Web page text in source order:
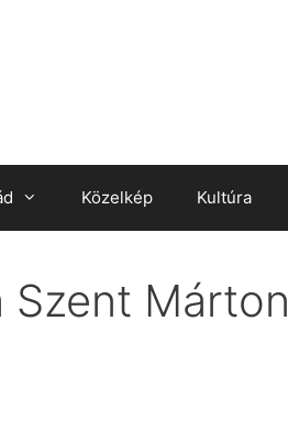
Közelkép Kultúra
Szent Márton